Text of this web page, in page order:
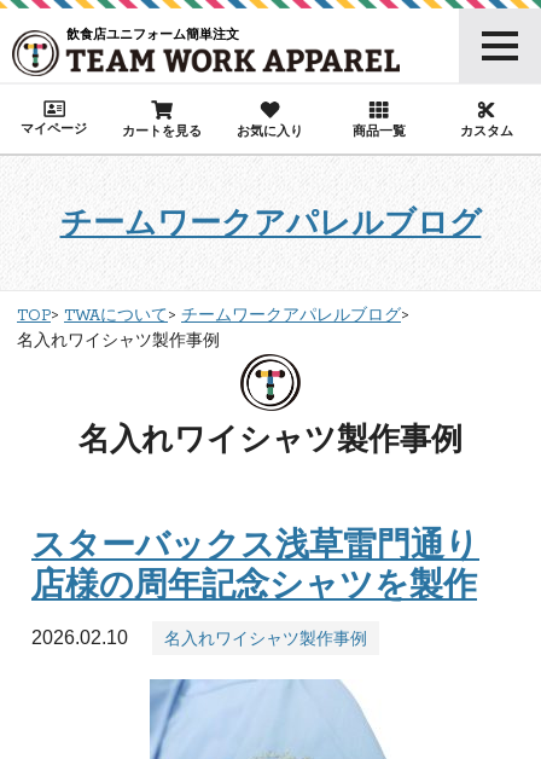
飲食店ユニフォーム簡単注文
マイページ カートを見る お気に入り 商品一覧 カスタム
チームワークアパレルブログ
TOP TWAについて
チームワークアパレルブログ
名入れワイシャツ製作事例
名入れワイシャツ製作事例
スターバックス浅草雷門通り
店様の周年記念シャツを製作
2026.02.10 名入れワイシャツ製作事例